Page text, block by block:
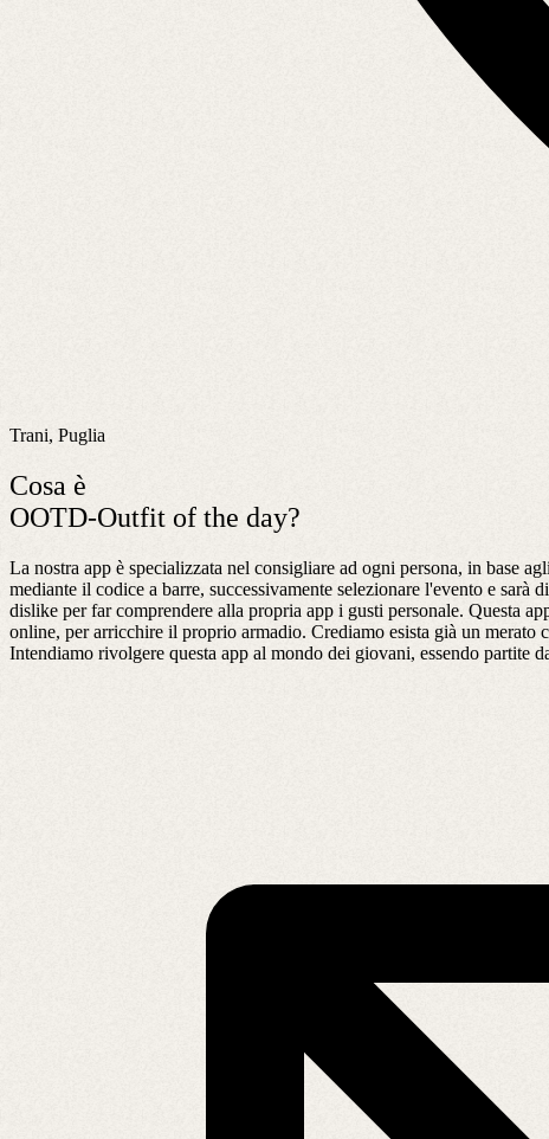
Trani, Puglia
Cosa è
OOTD-Outfit of the day?
La nostra app è specializzata nel consigliare ad ogni persona, in base
mediante il codice a barre, successivamente selezionare l'evento e
dislike per far comprendere alla propria app i gusti personale. Questa
online, per arricchire il proprio armadio. Crediamo esista già un merato
Intendiamo rivolgere questa app al mondo dei giovani, essendo partite